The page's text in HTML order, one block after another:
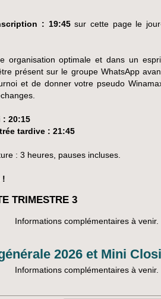
: 19:45sur cette page le
organisation optimale et dans un
présent sur le groupe WhatsApp
et de donner votre pseudo
: 20:15
tardive : 21:45
: 3 heures, pauses incluses.
!
TRIMESTRE 3
Informations complémentaires à venir.
2026 et Mini
Informations complémentaires à venir.